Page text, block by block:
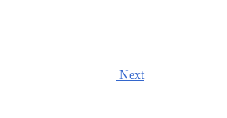
Next